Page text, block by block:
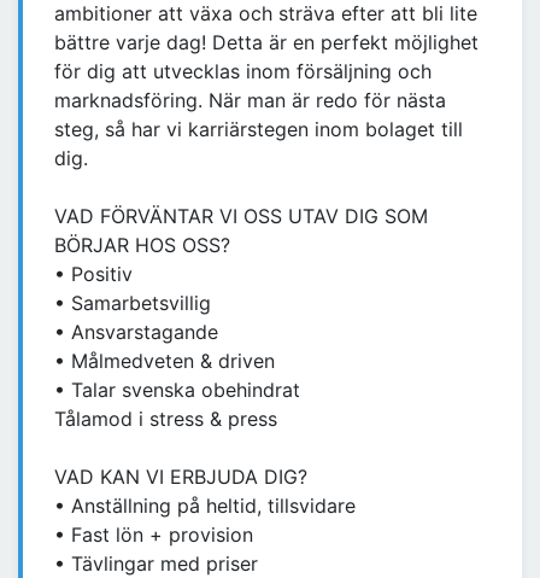
ambitioner att växa och sträva efter att bli lite
bättre varje dag! Detta är en perfekt möjlighet
för dig att utvecklas inom försäljning och
marknadsföring. När man är redo för nästa
steg, så har vi karriärstegen inom bolaget till
dig.
VAD FÖRVÄNTAR VI OSS UTAV DIG SOM
BÖRJAR HOS OSS?
• Positiv
• Samarbetsvillig
• Ansvarstagande
• Målmedveten & driven
• Talar svenska obehindrat
Tålamod i stress & press
VAD KAN VI ERBJUDA DIG?
• Anställning på heltid, tillsvidare
• Fast lön + provision
• Tävlingar med priser